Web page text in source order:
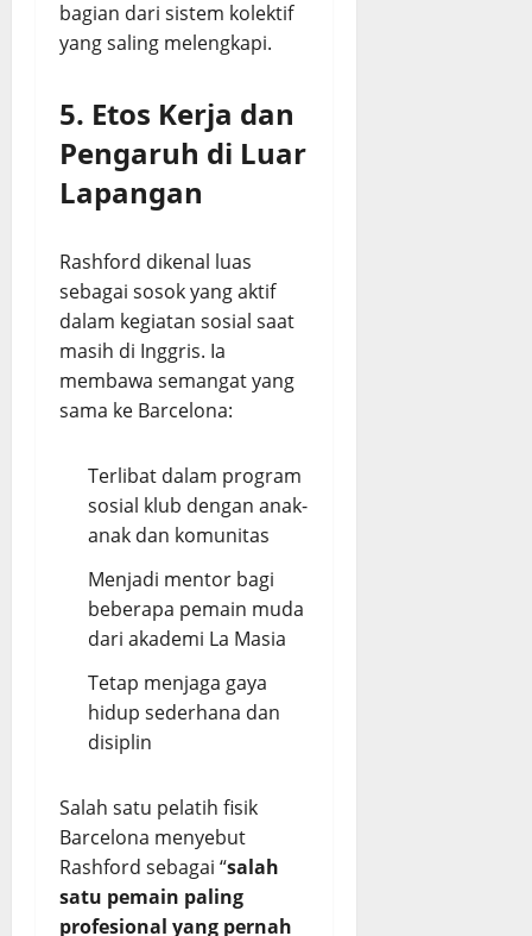
bagian dari sistem kolektif
yang saling melengkapi.
5. Etos Kerja dan
Pengaruh di Luar
Lapangan
Rashford dikenal luas
sebagai sosok yang aktif
dalam kegiatan sosial saat
masih di Inggris. Ia
membawa semangat yang
sama ke Barcelona:
Terlibat dalam program
sosial klub dengan anak-
anak dan komunitas
Menjadi mentor bagi
beberapa pemain muda
dari akademi La Masia
Tetap menjaga gaya
hidup sederhana dan
disiplin
Salah satu pelatih fisik
Barcelona menyebut
Rashford sebagai “salah
satu pemain paling
profesional yang pernah